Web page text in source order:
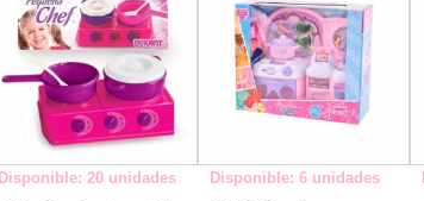
Disponible: 20 unidades Disponible: 6 unidades